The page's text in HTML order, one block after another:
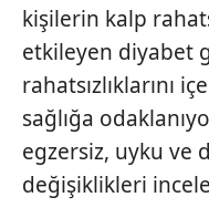
sınırlı olarak açık
Çerezlere ilişkin
vasıtasıyla
için Ayarlar butonuna
Metnimizi
ziyaret
6698 sayılı Kişisel
kişilerin kalp
etkileyen diyabet
rahatsızlıklarını
sağlığa
egzersiz, uyku ve
değişiklikleri